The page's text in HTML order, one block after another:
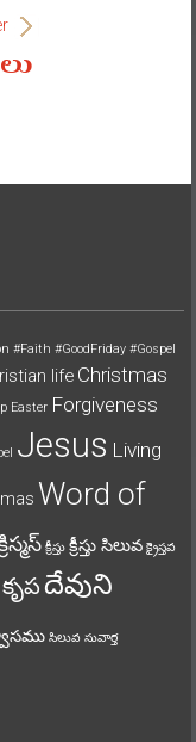
#Faith #GoodFriday #Gospel
life Christmas
Easter Forgiveness
Jesus Living
Word of
క్రీస్తు క్రీస్తు సిలువ క్రైస్తవ
దేవుని
సిలువ సువార్త